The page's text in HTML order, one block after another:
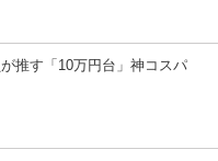
推す「10万円台」神コスパ